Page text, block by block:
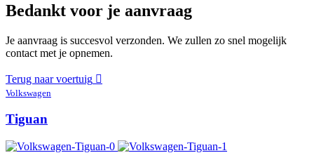
Bedankt voor je aanvraag
Je aanvraag is succesvol verzonden. We zullen zo snel mogelijk
contact met je opnemen.
Terug naar voertuig
Volkswagen
Tiguan